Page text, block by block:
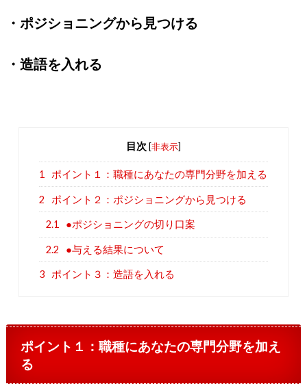
・ポジショニングから見つける
・造語を入れる
目次 [非表示]
1 ポイント１：職種にあなたの専門分野を加える
2 ポイント２：ポジショニングから見つける
2.1 ●ポジショニングの切り口案
2.2 ●与える結果について
3 ポイント３：造語を入れる
ポイント１：職種にあなたの専門分野を加え
る